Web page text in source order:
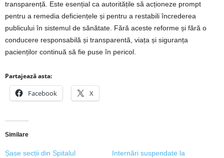
transparență. Este esențial ca autoritățile să acționeze prompt
pentru a remedia deficiențele și pentru a restabili încrederea
publicului în sistemul de sănătate. Fără aceste reforme și fără o
conducere responsabilă și transparentă, viața și siguranța
pacienților continuă să fie puse în pericol.
Partajează asta:
Facebook X
Similare
Șase secții din Spitalul
Internări suspendate la